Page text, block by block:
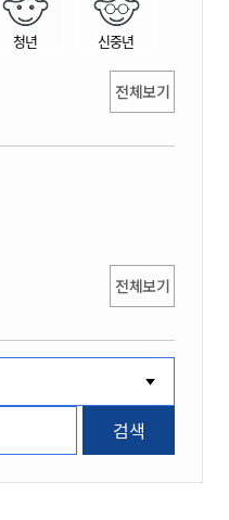
청년 신중년
전체보기
전체보기
검색